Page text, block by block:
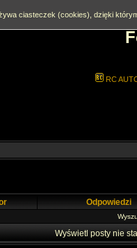
RC
Odpowiedzi
Wyświetl posty nie
ciasteczek (cookies), dzięki